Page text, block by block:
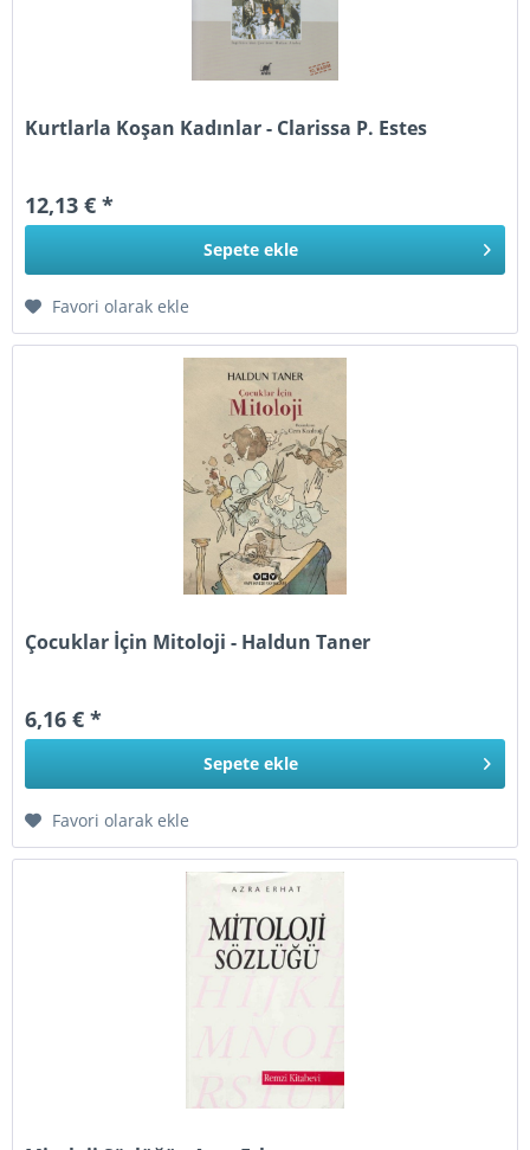
Kurtlarla Koşan Kadınlar - Clarissa P. Estes
12,13 € *
Sepete ekle
Favori olarak ekle
Çocuklar İçin Mitoloji - Haldun Taner
6,16 € *
Sepete ekle
Favori olarak ekle